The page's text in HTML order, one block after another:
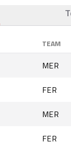
TEAM
MER
FER
MER
FER